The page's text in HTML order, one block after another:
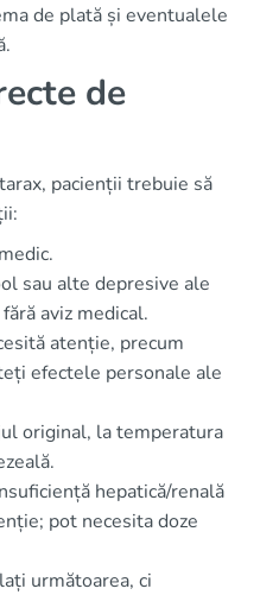
de plată și eventualele
de
pacienții trebuie să
sau alte depresive ale
aviz medical.
atenție, precum
efectele personale ale
original, la temperatura
hepatică/renală
pot necesita doze
următoarea, ci